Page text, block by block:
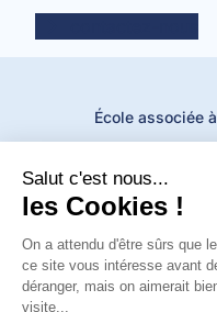
École associée à